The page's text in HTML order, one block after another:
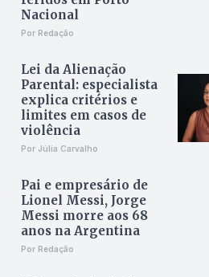
Nacional
Por Redação
Lei da Alienação
Parental: especialista
explica critérios e
limites em casos de
violência
Por Júlia Carvalho
Pai e empresário de
Lionel Messi, Jorge
Messi morre aos 68
anos na Argentina
Por Redação